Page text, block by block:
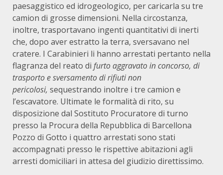
paesaggistico ed idrogeologico, per caricarla su tre
camion di grosse dimensioni. Nella circostanza,
inoltre, trasportavano ingenti quantitativi di inerti
che, dopo aver estratto la terra, sversavano nel
cratere. I Carabinieri li hanno arrestati pertanto nella
flagranza del reato di furto aggravato in concorso, di
trasporto e sversamento di rifiuti non
pericolosi, sequestrando inoltre i tre camion e
l’escavatore. Ultimate le formalità di rito, su
disposizione dal Sostituto Procuratore di turno
presso la Procura della Repubblica di Barcellona
Pozzo di Gotto i quattro arrestati sono stati
accompagnati presso le rispettive abitazioni agli
arresti domiciliari in attesa del giudizio direttissimo.